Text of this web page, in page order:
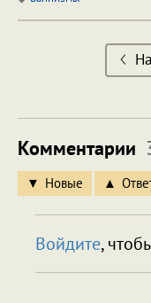
Комментарии
Новые
Войдите,